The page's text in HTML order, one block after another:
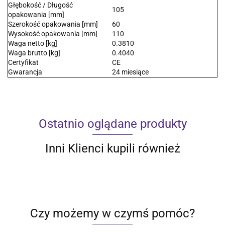
Głębokość / Długość
opakowania [mm]
105
Szerokość opakowania [mm]
60
Wysokość opakowania [mm]
110
Waga netto [kg]
0.3810
Waga brutto [kg]
0.4040
Certyfikat
CE
Gwarancja
24 miesiące
Ostatnio oglądane produkty
Inni Klienci kupili również
Czy możemy w czymś pomóc?